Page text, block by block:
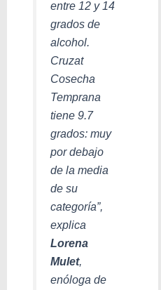
entre 12 y 14
grados de
alcohol.
Cruzat
Cosecha
Temprana
tiene 9.7
grados: muy
por debajo
de la media
de su
categoría”,
explica
Lorena
Mulet,
enóloga de